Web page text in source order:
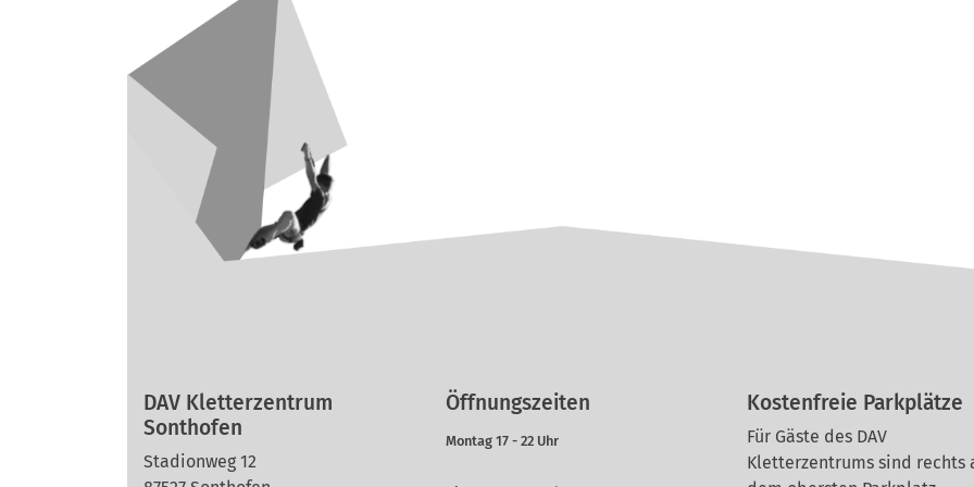
DAV Kletterzentrum
Sonthofen
Stadionweg 12
Öffnungszeiten
Montag 17 - 22 Uhr
Kostenfreie Parkplätze
Für Gäste des DAV
Kletterzentrums sind rechts